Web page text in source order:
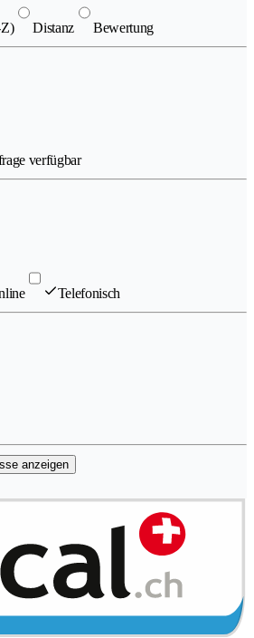
Distanz Bewertung
verfügbar
Telefonisch
anzeigen